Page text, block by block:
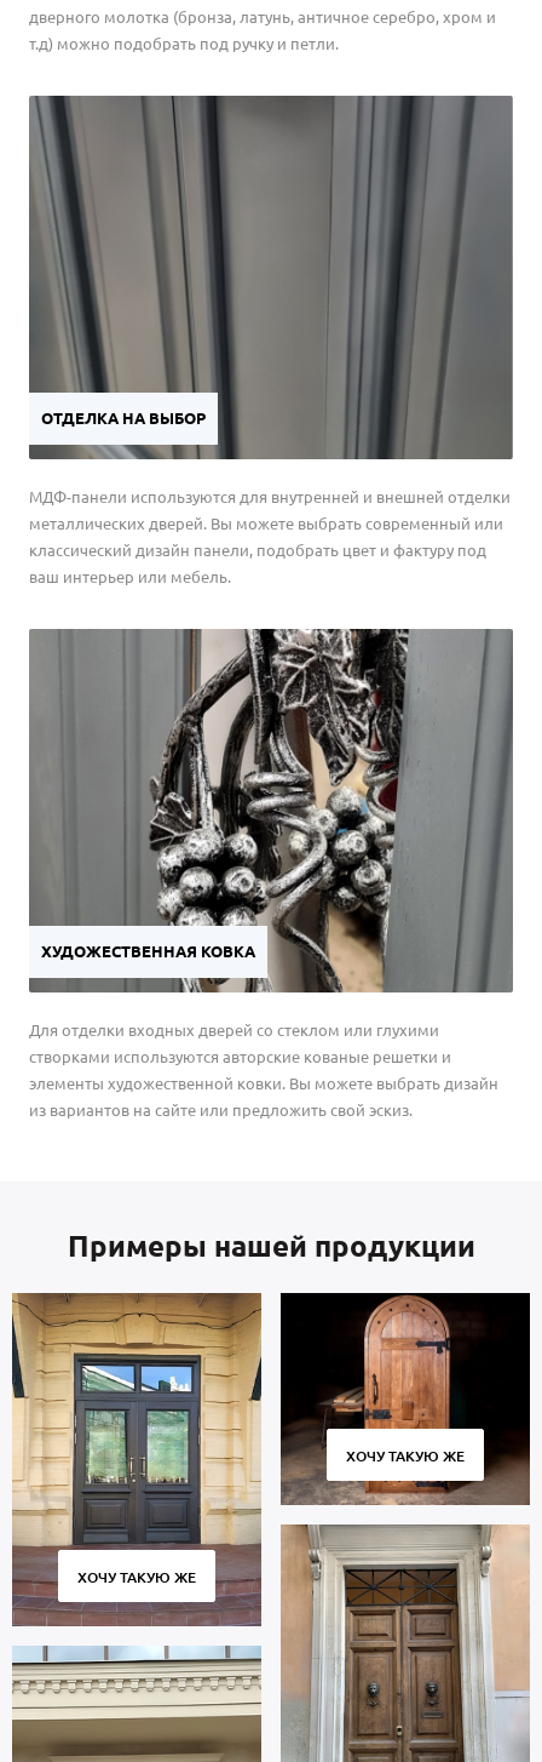
дверного молотка (бронза, латунь, античное серебро, хром и
т.д) можно подобрать под ручку и петли.
ОТДЕЛКА НА ВЫБОР
МДФ-панели используются для внутренней и внешней отделки
металлических дверей. Вы можете выбрать современный или
классический дизайн панели, подобрать цвет и фактуру под
ваш интерьер или мебель.
ХУДОЖЕСТВЕННАЯ КОВКА
Для отделки входных дверей со стеклом или глухими
створками используются авторские кованые решетки и
элементы художественной ковки. Вы можете выбрать дизайн
из вариантов на сайте или предложить свой эскиз.
Примеры нашей продукции
ХОЧУ ТАКУЮ ЖЕ
ХОЧУ ТАКУЮ ЖЕ